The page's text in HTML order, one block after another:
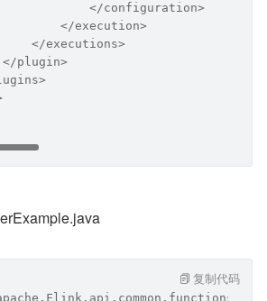
</configuration>
</execution>
</executions>
plugin>
复制代码